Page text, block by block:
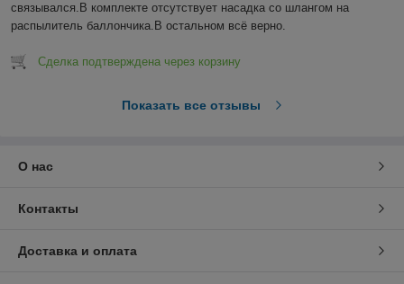
связывался.В комплекте отсутствует насадка со шлангом на
распылитель баллончика.В остальном всё верно.
Сделка подтверждена через корзину
Показать все отзывы
О нас
Контакты
Доставка и оплата